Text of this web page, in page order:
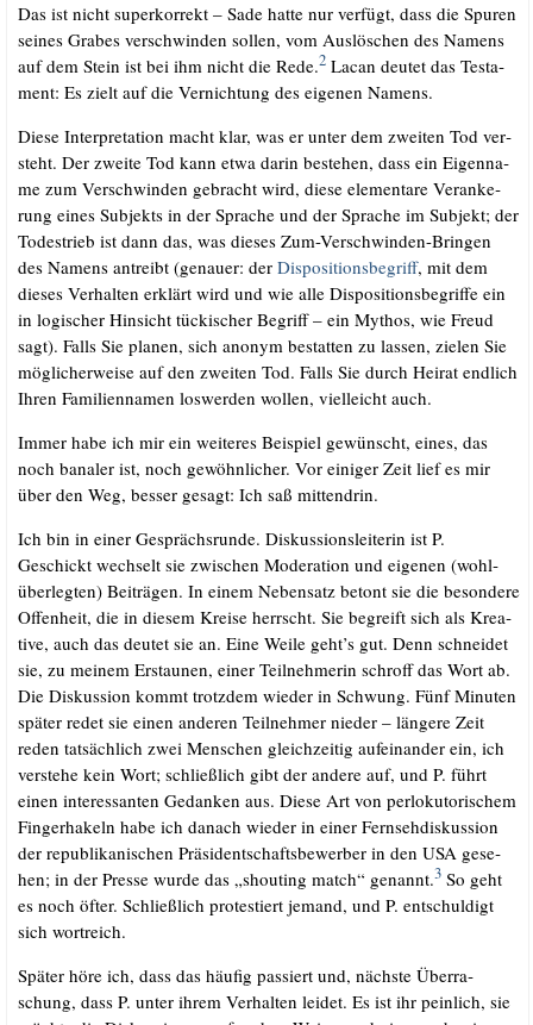
Das ist nicht super­kor­rekt – Sade hat­te nur ver­fügt, dass die Spu­ren
sei­nes Gra­bes ver­schwin­den sol­len, vom Aus­lö­schen des Namens
auf dem Stein ist bei ihm nicht die Rede.2Lacan deu­tet das Tes­ta­
ment: Es zielt auf die Ver­nich­tung des eige­nen Namens.
Die­se Inter­pre­ta­ti­on macht klar, was er unter dem zwei­ten Tod ver­
steht. Der zwei­te Tod kann etwa dar­in bestehen, dass ein Eigen­na­
me zum Ver­schwin­den gebracht wird, die­se ele­men­ta­re Ver­an­ke­
rung eines Sub­jekts in der Spra­che und der Spra­che im Sub­jekt; der
Todes­trieb ist dann das, was die­ses Zum-Ver­schwin­den-Brin­gen
des Namens antreibt (genau­er: der Dis­po­si­ti­ons­be­griff, mit dem
die­ses Ver­hal­ten erklärt wird und wie alle Dis­po­si­ti­ons­be­grif­fe ein
in logi­scher Hin­sicht tücki­scher Begriff – ein Mythos, wie Freud
sagt). Falls Sie pla­nen, sich anonym bestat­ten zu las­sen, zie­len Sie
mög­li­cher­wei­se auf den zwei­ten Tod. Falls Sie durch Hei­rat end­lich
Ihren Fami­li­en­na­men los­wer­den wol­len, viel­leicht auch.
Immer habe ich mir ein wei­te­res Bei­spiel gewünscht, eines, das
noch bana­ler ist, noch gewöhn­li­cher. Vor eini­ger Zeit lief es mir
über den Weg, bes­ser gesagt: Ich saß mittendrin.
Ich bin in einer Gesprächs­run­de. Dis­kus­si­ons­lei­te­rin ist P.
Geschickt wech­selt sie zwi­schen Mode­ra­ti­on und eige­nen (wohl­
über­leg­ten) Bei­trä­gen. In einem Neben­satz betont sie die beson­de­re
Offen­heit, die in die­sem Krei­se herrscht. Sie begreift sich als Krea­
ti­ve, auch das deu­tet sie an. Eine Wei­le geht’s gut. Denn schnei­det
sie, zu mei­nem Erstau­nen, einer Teil­neh­me­rin schroff das Wort ab.
Die Dis­kus­si­on kommt trotz­dem wie­der in Schwung. Fünf Minu­ten
spä­ter redet sie einen ande­ren Teil­neh­mer nie­der – län­ge­re Zeit
reden tat­säch­lich zwei Men­schen gleich­zei­tig auf­ein­an­der ein, ich
ver­ste­he kein Wort; schließ­lich gibt der ande­re auf, und P. führt
einen inter­es­san­ten Gedan­ken aus. Die­se Art von per­lo­ku­to­ri­schem
Fin­ger­ha­keln habe ich danach wie­der in einer Fern­seh­dis­kus­si­on
der repu­bli­ka­ni­schen Prä­si­dent­schafts­be­wer­ber in den USA gese­
hen; in der Pres­se wur­de das „shou­ting match“ genannt.3So geht
es noch öfter. Schließ­lich pro­tes­tiert jemand, und P. ent­schul­digt
sich wortreich.
Spä­ter höre ich, dass das häu­fig pas­siert und, nächs­te Über­ra­
schung, dass P. unter ihrem Ver­hal­ten lei­det. Es ist ihr pein­lich, sie